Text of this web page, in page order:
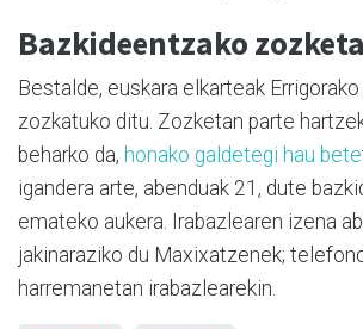
Bazkideentzako zozketa
Bestalde, euskara elkarteak
zozkatuko ditu. Zozketan parte
beharko da, honako galdetegi hau bete
igandera arte, abenduak 21, dute
emateko aukera. Irabazlearen izena
jakinaraziko du Maxixatzenek;
harremanetan irabazlearekin.